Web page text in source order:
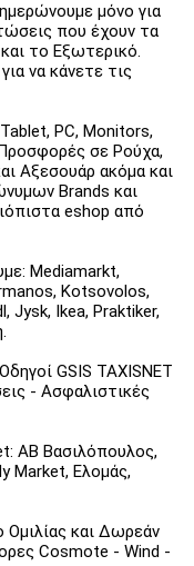
μόνο για
που έχουν τα
το Εξωτερικό.
να κάνετε τις
PC, Monitors,
σε Ρούχα,
Αξεσουάρ ακόμα και
Brands και
eshop από
Mediamarkt,
Kotsovolos,
Jysk, Ikea, Praktiker,
GSIS TAXISNET
- Ασφαλιστικές
ΑΒ Βασιλόπουλος,
Market, Ελομάς,
και Δωρεάν
Cosmote - Wind -